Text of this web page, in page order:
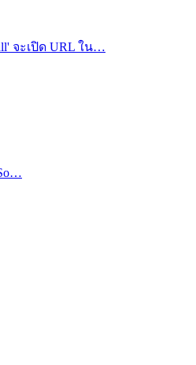
จะเปิด URL ใน…